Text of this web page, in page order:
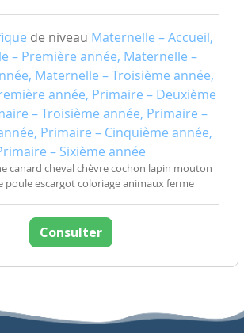
de niveau Maternelle – Accueil,
– Première année, Maternelle –
Maternelle – Troisième année,
année, Primaire – Deuxième
– Troisième année, Primaire –
Primaire – Cinquième année,
– Sixième année
canard cheval chèvre cochon lapin mouton
poule escargot coloriage animaux ferme
Consulter